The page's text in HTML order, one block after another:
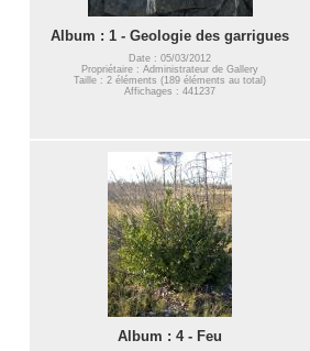
Album : 1 - Geologie des garrigues
Date : 05/03/2012
Propriétaire : Administrateur de Gallery
Taille : 2 éléments (189 éléments au total)
Affichages : 441237
Album : 4 - Feu